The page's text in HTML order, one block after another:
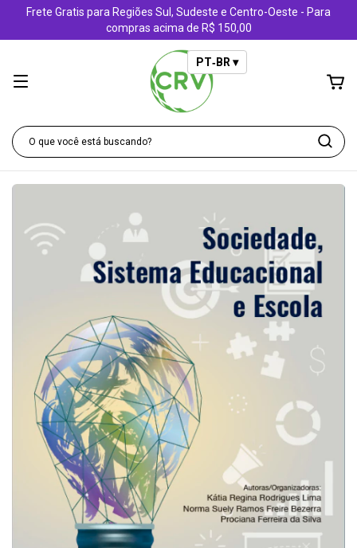
Frete Gratis para Regiões Sul, Sudeste e Centro-Oeste - Para
compras acima de R$ 150,00
PT‑BR ▾